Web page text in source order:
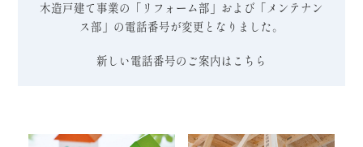
木造戸建て事業の「リフォーム部」および「メンテナン
ス部」の電話番号が変更となりました。
新しい電話番号のご案内はこちら